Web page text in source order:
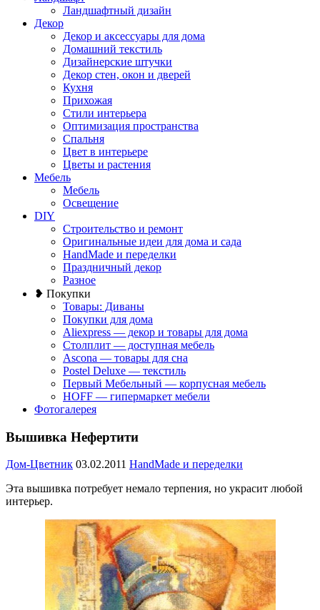
Ландшафтный дизайн
Декор
Декор и аксессуары для дома
Домашний текстиль
Дизайнерские штучки
Декор стен, окон и дверей
Кухня
Прихожая
Стили интерьера
Оптимизация пространства
Спальня
Цвет в интерьере
Цветы и растения
Мебель
Мебель
Освещение
DIY
Строительство и ремонт
Оригинальные идеи для дома и сада
HandMade и переделки
Праздничный декор
Разное
❥ Покупки
Товары: Диваны
Покупки для дома
Aliexpress — декор и товары для дома
Столплит — доступная мебель
Ascona — товары для сна
Postel Deluxe — текстиль
Первый Мебельный — корпусная мебель
HOFF — гипермаркет мебели
Фотогалерея
Вышивка Нефертити
Дом-Цветник 03.02.2011 HandMade и переделки
Эта вышивка потребует немало терпения, но украсит любой
интерьер.